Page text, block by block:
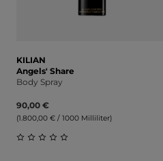
KILIAN
Angels' Share
Body Spray
90,00 €
(1.800,00 € / 1000 Milliliter)